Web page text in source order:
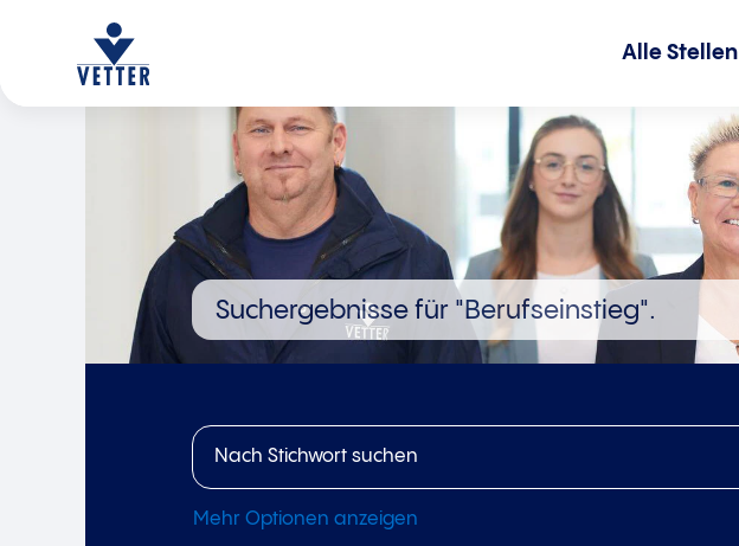
Alle Stellen
Suchergebnisse für "Berufseinstieg".
Mehr Optionen anzeigen